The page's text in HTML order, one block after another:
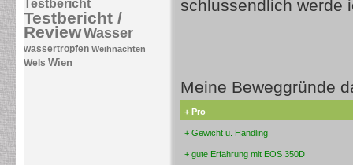
Testbericht
Testbericht /
ReviewWasser
wassertropfen Weihnachten
Wels Wien
schlussendlich werde
Meine Beweggründe
+ Pro
+ Gewicht u. Handling
+ gute Erfahrung mit EOS 350D